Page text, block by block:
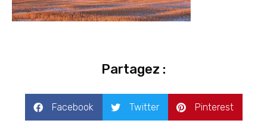
Partagez :
Facebook Twitter Pinterest